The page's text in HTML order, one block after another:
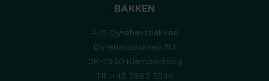
BAKKEN
A/S Dyrehavsbakken
Dyrehavsbakken 51.1
DK-2930 Klampenborg
Tlf. +45 3963 3544